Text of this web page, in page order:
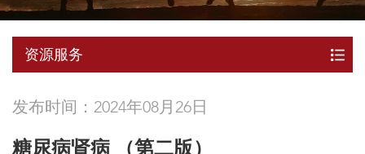
资源服务
发布时间：2024年08月26日
糖尿病肾病 （第二版）